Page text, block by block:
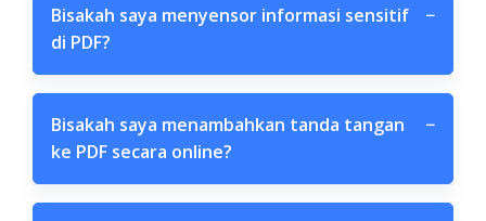
Bisakah saya menyensor informasi sensitif
di PDF?
−
Bisakah saya menambahkan tanda tangan
ke PDF secara online?
−